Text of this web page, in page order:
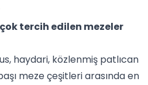
çok tercih edilen mezeler
haydari, közlenmiş patlıcan
meze çeşitleri arasında en